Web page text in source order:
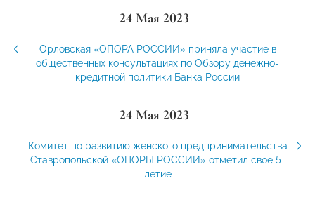
24 Мая 2023
Орловская «ОПОРА РОССИИ» приняла участие в
общественных консультациях по Обзору денежно-
кредитной политики Банка России
24 Мая 2023
Комитет по развитию женского предпринимательства
Ставропольской «ОПОРЫ РОССИИ» отметил свое 5-
летие